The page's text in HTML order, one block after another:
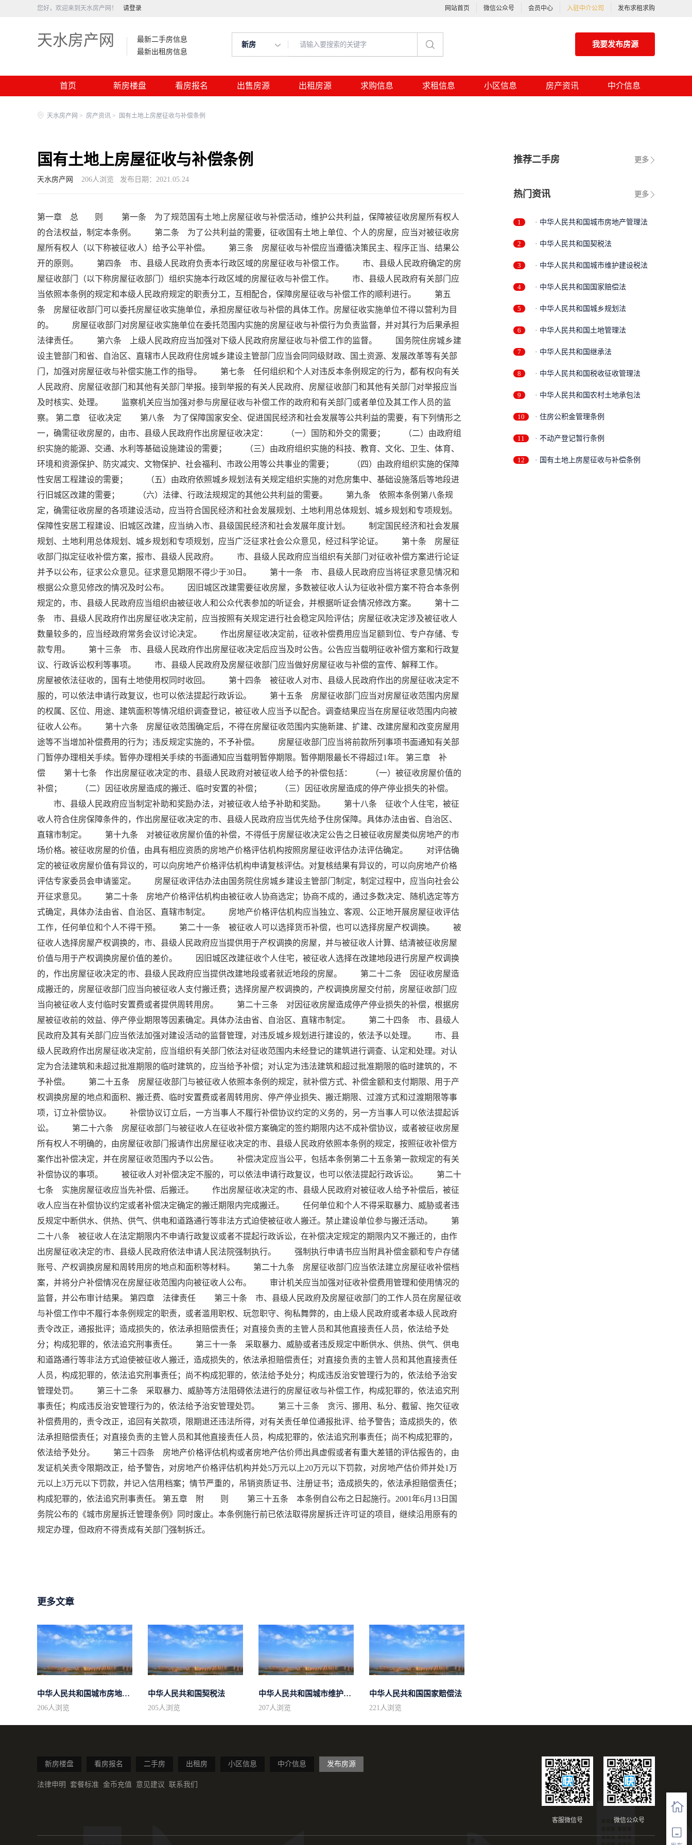
您好，欢迎来到天水房产网！ 请登录 网站首页 微信公众号 会员中心 入驻中介公司 发布求租求购
天水房产网
最新二手房信息
最新出租房信息
新房 我要发布房源
首页 新房楼盘 看房报名 出售房源 出租房源 求购信息 求租信息 小区信息 房产资讯 中介信息
天水房产网 > 房产资讯 > 国有土地上房屋征收与补偿条例
国有土地上房屋征收与补偿条例
天水房产网 206人浏览 发布日期：2021.05.24
第一章 总 则 第一条 为了规范国有土地上房屋征收与补偿活动，维护公共利益，保障被征收房屋所有权人
的合法权益，制定本条例。 第二条 为了公共利益的需要，征收国有土地上单位、个人的房屋，应当对被征收房
屋所有权人（以下称被征收人）给予公平补偿。 第三条 房屋征收与补偿应当遵循决策民主、程序正当、结果公
开的原则。 第四条 市、县级人民政府负责本行政区域的房屋征收与补偿工作。 市、县级人民政府确定的房
屋征收部门（以下称房屋征收部门）组织实施本行政区域的房屋征收与补偿工作。 市、县级人民政府有关部门应
当依照本条例的规定和本级人民政府规定的职责分工，互相配合，保障房屋征收与补偿工作的顺利进行。 第五
条 房屋征收部门可以委托房屋征收实施单位，承担房屋征收与补偿的具体工作。房屋征收实施单位不得以营利为目
的。 房屋征收部门对房屋征收实施单位在委托范围内实施的房屋征收与补偿行为负责监督，并对其行为后果承担
法律责任。 第六条 上级人民政府应当加强对下级人民政府房屋征收与补偿工作的监督。 国务院住房城乡建
设主管部门和省、自治区、直辖市人民政府住房城乡建设主管部门应当会同同级财政、国土资源、发展改革等有关部
门，加强对房屋征收与补偿实施工作的指导。 第七条 任何组织和个人对违反本条例规定的行为，都有权向有关
人民政府、房屋征收部门和其他有关部门举报。接到举报的有关人民政府、房屋征收部门和其他有关部门对举报应当
及时核实、处理。 监察机关应当加强对参与房屋征收与补偿工作的政府和有关部门或者单位及其工作人员的监
察。 第二章 征收决定 第八条 为了保障国家安全、促进国民经济和社会发展等公共利益的需要，有下列情形之
一，确需征收房屋的，由市、县级人民政府作出房屋征收决定： （一）国防和外交的需要； （二）由政府组
织实施的能源、交通、水利等基础设施建设的需要； （三）由政府组织实施的科技、教育、文化、卫生、体育、
环境和资源保护、防灾减灾、文物保护、社会福利、市政公用等公共事业的需要； （四）由政府组织实施的保障
性安居工程建设的需要； （五）由政府依照城乡规划法有关规定组织实施的对危房集中、基础设施落后等地段进
行旧城区改建的需要； （六）法律、行政法规规定的其他公共利益的需要。 第九条 依照本条例第八条规
定，确需征收房屋的各项建设活动，应当符合国民经济和社会发展规划、土地利用总体规划、城乡规划和专项规划。
保障性安居工程建设、旧城区改建，应当纳入市、县级国民经济和社会发展年度计划。 制定国民经济和社会发展
规划、土地利用总体规划、城乡规划和专项规划，应当广泛征求社会公众意见，经过科学论证。 第十条 房屋征
收部门拟定征收补偿方案，报市、县级人民政府。 市、县级人民政府应当组织有关部门对征收补偿方案进行论证
并予以公布，征求公众意见。征求意见期限不得少于30日。 第十一条 市、县级人民政府应当将征求意见情况和
根据公众意见修改的情况及时公布。 因旧城区改建需要征收房屋，多数被征收人认为征收补偿方案不符合本条例
规定的，市、县级人民政府应当组织由被征收人和公众代表参加的听证会，并根据听证会情况修改方案。 第十二
条 市、县级人民政府作出房屋征收决定前，应当按照有关规定进行社会稳定风险评估；房屋征收决定涉及被征收人
数量较多的，应当经政府常务会议讨论决定。 作出房屋征收决定前，征收补偿费用应当足额到位、专户存储、专
款专用。 第十三条 市、县级人民政府作出房屋征收决定后应当及时公告。公告应当载明征收补偿方案和行政复
议、行政诉讼权利等事项。 市、县级人民政府及房屋征收部门应当做好房屋征收与补偿的宣传、解释工作。
房屋被依法征收的，国有土地使用权同时收回。 第十四条 被征收人对市、县级人民政府作出的房屋征收决定不
服的，可以依法申请行政复议，也可以依法提起行政诉讼。 第十五条 房屋征收部门应当对房屋征收范围内房屋
的权属、区位、用途、建筑面积等情况组织调查登记，被征收人应当予以配合。调查结果应当在房屋征收范围内向被
征收人公布。 第十六条 房屋征收范围确定后，不得在房屋征收范围内实施新建、扩建、改建房屋和改变房屋用
途等不当增加补偿费用的行为；违反规定实施的，不予补偿。 房屋征收部门应当将前款所列事项书面通知有关部
门暂停办理相关手续。暂停办理相关手续的书面通知应当载明暂停期限。暂停期限最长不得超过1年。 第三章 补
偿 第十七条 作出房屋征收决定的市、县级人民政府对被征收人给予的补偿包括： （一）被征收房屋价值的
补偿； （二）因征收房屋造成的搬迁、临时安置的补偿； （三）因征收房屋造成的停产停业损失的补偿。
市、县级人民政府应当制定补助和奖励办法，对被征收人给予补助和奖励。 第十八条 征收个人住宅，被征
收人符合住房保障条件的，作出房屋征收决定的市、县级人民政府应当优先给予住房保障。具体办法由省、自治区、
直辖市制定。 第十九条 对被征收房屋价值的补偿，不得低于房屋征收决定公告之日被征收房屋类似房地产的市
场价格。被征收房屋的价值，由具有相应资质的房地产价格评估机构按照房屋征收评估办法评估确定。 对评估确
定的被征收房屋价值有异议的，可以向房地产价格评估机构申请复核评估。对复核结果有异议的，可以向房地产价格
评估专家委员会申请鉴定。 房屋征收评估办法由国务院住房城乡建设主管部门制定，制定过程中，应当向社会公
开征求意见。 第二十条 房地产价格评估机构由被征收人协商选定；协商不成的，通过多数决定、随机选定等方
式确定，具体办法由省、自治区、直辖市制定。 房地产价格评估机构应当独立、客观、公正地开展房屋征收评估
工作，任何单位和个人不得干预。 第二十一条 被征收人可以选择货币补偿，也可以选择房屋产权调换。 被
征收人选择房屋产权调换的，市、县级人民政府应当提供用于产权调换的房屋，并与被征收人计算、结清被征收房屋
价值与用于产权调换房屋价值的差价。 因旧城区改建征收个人住宅，被征收人选择在改建地段进行房屋产权调换
的，作出房屋征收决定的市、县级人民政府应当提供改建地段或者就近地段的房屋。 第二十二条 因征收房屋造
成搬迁的，房屋征收部门应当向被征收人支付搬迁费；选择房屋产权调换的，产权调换房屋交付前，房屋征收部门应
当向被征收人支付临时安置费或者提供周转用房。 第二十三条 对因征收房屋造成停产停业损失的补偿，根据房
屋被征收前的效益、停产停业期限等因素确定。具体办法由省、自治区、直辖市制定。 第二十四条 市、县级人
民政府及其有关部门应当依法加强对建设活动的监督管理，对违反城乡规划进行建设的，依法予以处理。 市、县
级人民政府作出房屋征收决定前，应当组织有关部门依法对征收范围内未经登记的建筑进行调查、认定和处理。对认
定为合法建筑和未超过批准期限的临时建筑的，应当给予补偿；对认定为违法建筑和超过批准期限的临时建筑的，不
予补偿。 第二十五条 房屋征收部门与被征收人依照本条例的规定，就补偿方式、补偿金额和支付期限、用于产
权调换房屋的地点和面积、搬迁费、临时安置费或者周转用房、停产停业损失、搬迁期限、过渡方式和过渡期限等事
项，订立补偿协议。 补偿协议订立后，一方当事人不履行补偿协议约定的义务的，另一方当事人可以依法提起诉
讼。 第二十六条 房屋征收部门与被征收人在征收补偿方案确定的签约期限内达不成补偿协议，或者被征收房屋
所有权人不明确的，由房屋征收部门报请作出房屋征收决定的市、县级人民政府依照本条例的规定，按照征收补偿方
案作出补偿决定，并在房屋征收范围内予以公告。 补偿决定应当公平，包括本条例第二十五条第一款规定的有关
补偿协议的事项。 被征收人对补偿决定不服的，可以依法申请行政复议，也可以依法提起行政诉讼。 第二十
七条 实施房屋征收应当先补偿、后搬迁。 作出房屋征收决定的市、县级人民政府对被征收人给予补偿后，被征
收人应当在补偿协议约定或者补偿决定确定的搬迁期限内完成搬迁。 任何单位和个人不得采取暴力、威胁或者违
反规定中断供水、供热、供气、供电和道路通行等非法方式迫使被征收人搬迁。禁止建设单位参与搬迁活动。 第
二十八条 被征收人在法定期限内不申请行政复议或者不提起行政诉讼，在补偿决定规定的期限内又不搬迁的，由作
出房屋征收决定的市、县级人民政府依法申请人民法院强制执行。 强制执行申请书应当附具补偿金额和专户存储
账号、产权调换房屋和周转用房的地点和面积等材料。 第二十九条 房屋征收部门应当依法建立房屋征收补偿档
案，并将分户补偿情况在房屋征收范围内向被征收人公布。 审计机关应当加强对征收补偿费用管理和使用情况的
监督，并公布审计结果。 第四章 法律责任 第三十条 市、县级人民政府及房屋征收部门的工作人员在房屋征收
与补偿工作中不履行本条例规定的职责，或者滥用职权、玩忽职守、徇私舞弊的，由上级人民政府或者本级人民政府
责令改正，通报批评；造成损失的，依法承担赔偿责任；对直接负责的主管人员和其他直接责任人员，依法给予处
分；构成犯罪的，依法追究刑事责任。 第三十一条 采取暴力、威胁或者违反规定中断供水、供热、供气、供电
和道路通行等非法方式迫使被征收人搬迁，造成损失的，依法承担赔偿责任；对直接负责的主管人员和其他直接责任
人员，构成犯罪的，依法追究刑事责任；尚不构成犯罪的，依法给予处分；构成违反治安管理行为的，依法给予治安
管理处罚。 第三十二条 采取暴力、威胁等方法阻碍依法进行的房屋征收与补偿工作，构成犯罪的，依法追究刑
事责任；构成违反治安管理行为的，依法给予治安管理处罚。 第三十三条 贪污、挪用、私分、截留、拖欠征收
补偿费用的，责令改正，追回有关款项，限期退还违法所得，对有关责任单位通报批评、给予警告；造成损失的，依
法承担赔偿责任；对直接负责的主管人员和其他直接责任人员，构成犯罪的，依法追究刑事责任；尚不构成犯罪的，
依法给予处分。 第三十四条 房地产价格评估机构或者房地产估价师出具虚假或者有重大差错的评估报告的，由
发证机关责令限期改正，给予警告，对房地产价格评估机构并处5万元以上20万元以下罚款，对房地产估价师并处1万
元以上3万元以下罚款，并记入信用档案；情节严重的，吊销资质证书、注册证书；造成损失的，依法承担赔偿责任；
构成犯罪的，依法追究刑事责任。 第五章 附 则 第三十五条 本条例自公布之日起施行。2001年6月13日国
务院公布的《城市房屋拆迁管理条例》同时废止。本条例施行前已依法取得房屋拆迁许可证的项目，继续沿用原有的
规定办理，但政府不得责成有关部门强制拆迁。
更多文章
中华人民共和国城市房地产管理法
206人浏览
中华人民共和国契税法
205人浏览
中华人民共和国城市维护建设税法
207人浏览
中华人民共和国国家赔偿法
221人浏览
更多
推荐二手房
更多
热门资讯
1 · 中华人民共和国城市房地产管理法
2 · 中华人民共和国契税法
3 · 中华人民共和国城市维护建设税法
4 · 中华人民共和国国家赔偿法
5 · 中华人民共和国城乡规划法
6 · 中华人民共和国土地管理法
7 · 中华人民共和国继承法
8 · 中华人民共和国税收征收管理法
9 · 中华人民共和国农村土地承包法
10 · 住房公积金管理条例
11 · 不动产登记暂行条例
12 · 国有土地上房屋征收与补偿条例
新房楼盘 看房报名 二手房 出租房 小区信息 中介信息 发布房源
法律申明 套餐标准 金币充值 意见建议 联系我们
微信公众号
客服微信号